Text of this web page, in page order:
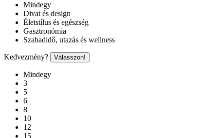
Mindegy
Divat és design
Életstílus és egészség
Gasztronómia
Szabadidő, utazás és wellness
Kedvezmény? Válasszon!
Mindegy
3
5
6
8
10
12
15